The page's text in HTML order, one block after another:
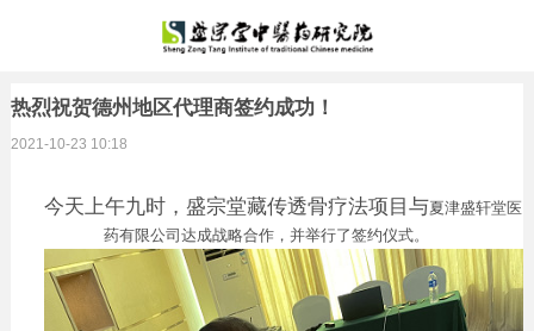
热烈祝贺德州地区代理商签约成功！
2021-10-23 10:18
今天上午九时，盛宗堂藏传透骨疗法项目与夏津盛轩堂医
药有限公司达成战略合作，并举行了签约仪式。